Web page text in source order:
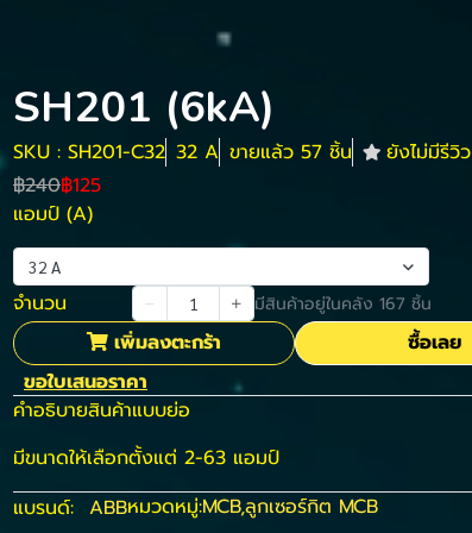
SH201 (6kA)
SKU : SH201-C32 32 A ขายแล้ว 57 ชิ้น ยังไม่มีรีวิว
฿240฿125
แอมป์ (A)
32 A
จำนวน มีสินค้าอยู่ในคลัง 167 ชิ้น
เพิ่มลงตะกร้า
ซื้อเลย
ขอใบเสนอราคา
คำอธิบายสินค้าแบบย่อ
มีขนาดให้เลือกตั้งแต่ 2-63 แอมป์
แบรนด์: ABBหมวดหมู่:MCB,ลูกเซอร์กิต MCB